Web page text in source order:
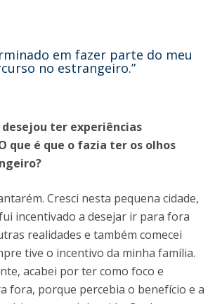
em fazer parte do meu
no estrangeiro.”
desejou ter experiências
que é que o fazia ter os olhos
Cresci nesta pequena cidade,
incentivado a desejar ir para fora
realidades e também comecei
tive o incentivo da minha família.
acabei por ter como foco e
fora, porque percebia o benefício e a